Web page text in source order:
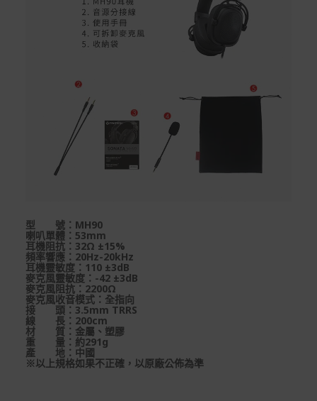
型 號：MH90
喇叭單體：53mm
耳機阻抗：32Ω ±15%
頻率響應：20Hz-20kHz
耳機靈敏度：110 ±3dB
麥克風靈敏度：-42 ±3dB
麥克風阻抗：2200Ω
麥克風收音模式：全指向
接 頭：3.5mm TRRS
線 長：200cm
材 質：金屬、塑膠
重 量：約291g
產 地：中國
※以上規格如果不正確，以原廠公佈為準